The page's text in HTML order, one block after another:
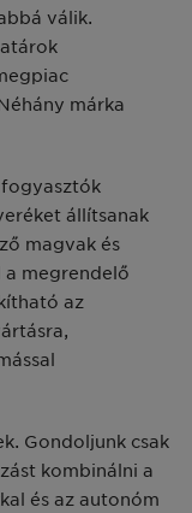
válik.
márka
állítsanak
magvak és
a megrendelő
az
Gondoljunk csak
kombinálni a
és az autonóm